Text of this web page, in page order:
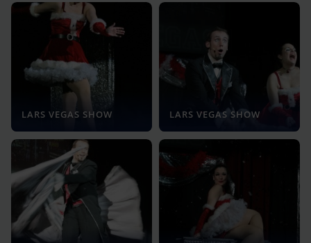
LARS VEGAS SHOW LARS VEGAS SHOW